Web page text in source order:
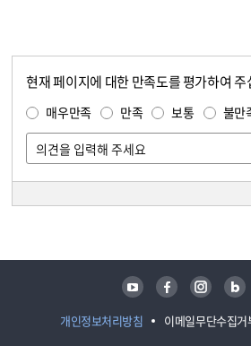
현재 페이지에 대한 만족도를 평가하여 주
매우만족 만족 보통 불만
개인정보처리방침 이메일무단수집거
유튜브 페이스북 인스타그램 블로그